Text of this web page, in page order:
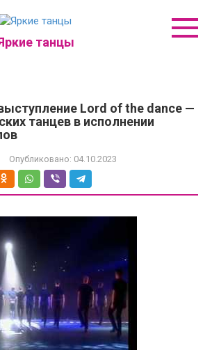
танцы
Lord of the dance —
танцев в исполнении
Опубликовано: 04.10.2023